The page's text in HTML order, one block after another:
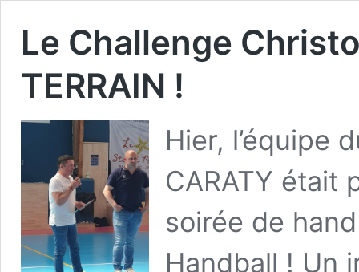
Le Challenge
TERRAIN !
​Hier, l’équipe
CARATY était
soirée de
Handball ! Un